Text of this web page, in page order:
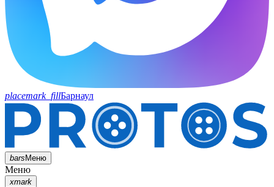
placemark_fillБарнаул
barsМеню
Меню
xmark